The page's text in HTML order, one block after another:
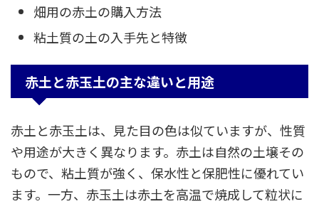
畑用の赤土の購入方法
粘土質の土の入手先と特徴
赤土と赤玉土の主な違いと用途
赤土と赤玉土は、見た目の色は似ていますが、性質
や用途が大きく異なります。赤土は自然の土壌その
もので、粘土質が強く、保水性と保肥性に優れてい
ます。一方、赤玉土は赤土を高温で焼成して粒状に